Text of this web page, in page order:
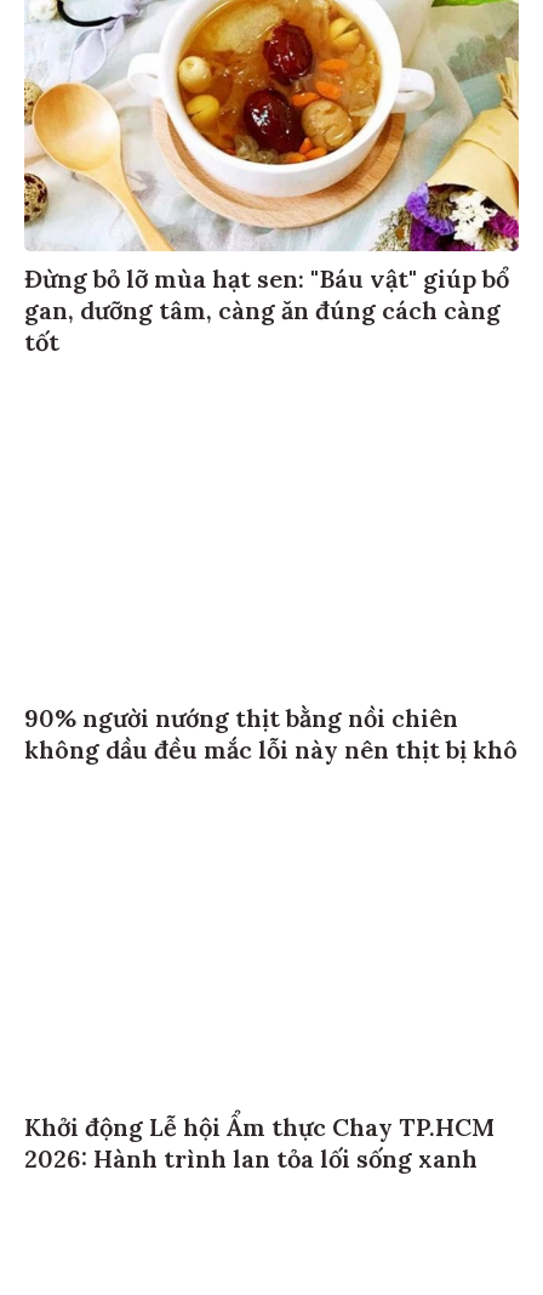
Đừng bỏ lỡ mùa hạt sen: "Báu vật" giúp bổ
gan, dưỡng tâm, càng ăn đúng cách càng
tốt
90% người nướng thịt bằng nồi chiên
không dầu đều mắc lỗi này nên thịt bị khô
Khởi động Lễ hội Ẩm thực Chay TP.HCM
2026: Hành trình lan tỏa lối sống xanh